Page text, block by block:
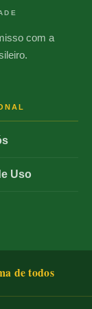
com a
Uso
de todos